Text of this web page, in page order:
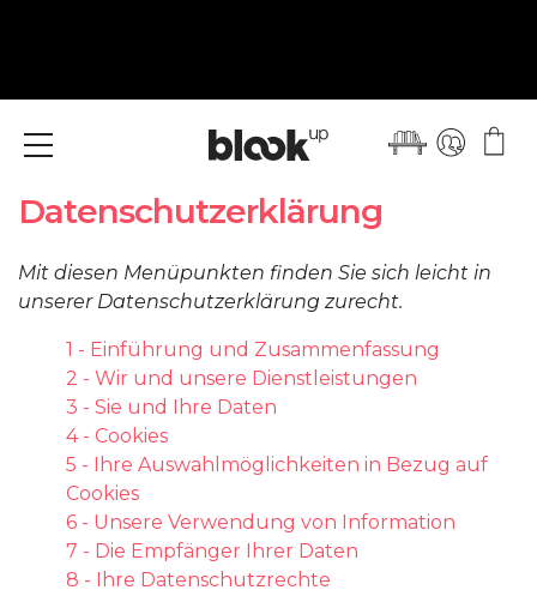
Menü
Datenschutzerklärung
Mit diesen Menüpunkten finden Sie sich leicht in
unserer Datenschutzerklärung zurecht.
1 - Einführung und Zusammenfassung
2 - Wir und unsere Dienstleistungen
3 - Sie und Ihre Daten
4 - Cookies
5 - Ihre Auswahlmöglichkeiten in Bezug auf
Cookies
6 - Unsere Verwendung von Information
7 - Die Empfänger Ihrer Daten
8 - Ihre Datenschutzrechte